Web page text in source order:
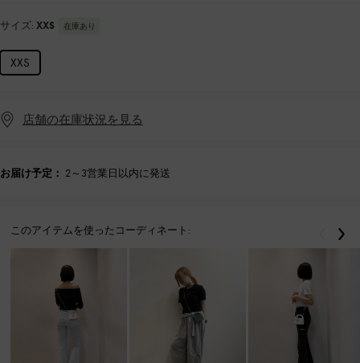
サイズ: XXS 在庫あり
XXS
店舗の在庫状況を見る
お届け予定： 2～3営業日以内に発送
このアイテムを使ったコーディネート: 戻る